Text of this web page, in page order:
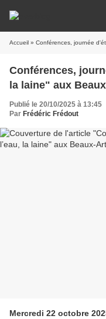
Accueil » Conférences, journée
Conférences,
la laine" aux
Publié le 20/10/2025 à 13:45
Par Frédéric Frédout
Mercredi 22 octobre